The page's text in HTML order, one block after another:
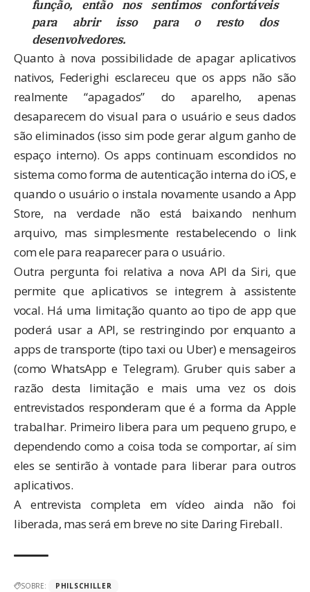
função, então nos sentimos confortáveis
para abrir isso para o resto dos
desenvolvedores.
Quanto à nova possibilidade de apagar aplicativos
nativos, Federighi esclareceu que os apps não são
realmente “apagados” do aparelho, apenas
desaparecem do visual para o usuário e seus dados
são eliminados (isso sim pode gerar algum ganho de
espaço interno). Os apps continuam escondidos no
sistema como forma de autenticação interna do iOS, e
quando o usuário o instala novamente usando a App
Store, na verdade não está baixando nenhum
arquivo, mas simplesmente restabelecendo o link
com ele para reaparecer para o usuário.
Outra pergunta foi relativa a nova API da Siri, que
permite que aplicativos se integrem à assistente
vocal. Há uma limitação quanto ao tipo de app que
poderá usar a API, se restringindo por enquanto a
apps de transporte (tipo taxi ou Uber) e mensageiros
(como WhatsApp e Telegram). Gruber quis saber a
razão desta limitação e mais uma vez os dois
entrevistados responderam que é a forma da Apple
trabalhar. Primeiro libera para um pequeno grupo, e
dependendo como a coisa toda se comportar, aí sim
eles se sentirão à vontade para liberar para outros
aplicativos.
A entrevista completa em vídeo ainda não foi
liberada, mas será em breve no site Daring Fireball.
SOBRE: PHILSCHILLER